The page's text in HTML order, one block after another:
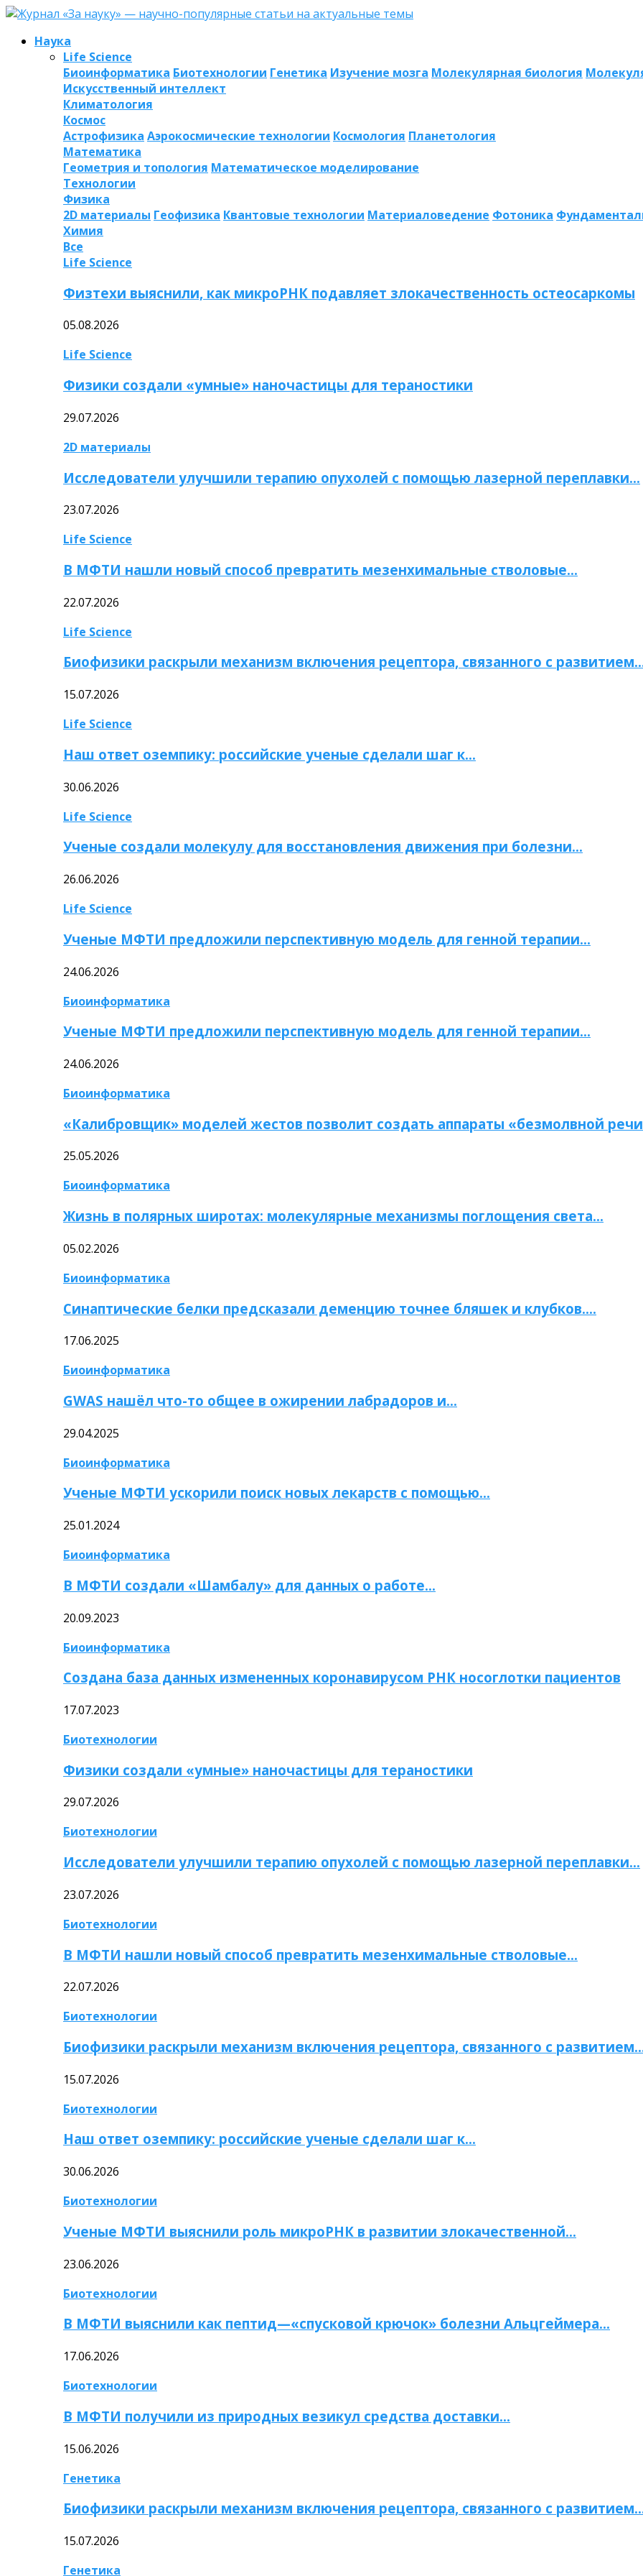
Наука
Life Science
Биоинформатика Биотехнологии Генетика Изучение мозга Молекулярная биология
Искусственный интеллект
Климатология
Космос
Астрофизика Аэрокосмические технологии Космология Планетология
Математика
Геометрия и топология Математическое моделирование
Технологии
Физика
2D материалы Геофизика Квантовые технологии Материаловедение Фотоника
Химия
Все
Life Science
Физтехи выяснили, как микроРНК подавляет злокачественность остеосаркомы
05.08.2026
Life Science
Физики создали «умные» наночастицы для тераностики
29.07.2026
2D материалы
Исследователи улучшили терапию опухолей с помощью лазерной переплавки…
23.07.2026
Life Science
В МФТИ нашли новый способ превратить мезенхимальные стволовые…
22.07.2026
Life Science
Биофизики раскрыли механизм включения рецептора, связанного с
15.07.2026
Life Science
Наш ответ оземпику: российские ученые сделали шаг к…
30.06.2026
Life Science
Ученые создали молекулу для восстановления движения при болезни…
26.06.2026
Life Science
Ученые МФТИ предложили перспективную модель для генной терапии…
24.06.2026
Биоинформатика
Ученые МФТИ предложили перспективную модель для генной терапии…
24.06.2026
Биоинформатика
«Калибровщик» моделей жестов позволит создать аппараты «безмолвной
25.05.2026
Биоинформатика
Жизнь в полярных широтах: молекулярные механизмы поглощения света…
05.02.2026
Биоинформатика
Синаптические белки предсказали деменцию точнее бляшек и клубков….
17.06.2025
Биоинформатика
GWAS нашёл что-то общее в ожирении лабрадоров и…
29.04.2025
Биоинформатика
Ученые МФТИ ускорили поиск новых лекарств с помощью…
25.01.2024
Биоинформатика
В МФТИ создали «Шамбалу» для данных о работе…
20.09.2023
Биоинформатика
Создана база данных измененных коронавирусом РНК носоглотки пациентов
17.07.2023
Биотехнологии
Физики создали «умные» наночастицы для тераностики
29.07.2026
Биотехнологии
Исследователи улучшили терапию опухолей с помощью лазерной переплавки…
23.07.2026
Биотехнологии
В МФТИ нашли новый способ превратить мезенхимальные стволовые…
22.07.2026
Биотехнологии
Биофизики раскрыли механизм включения рецептора, связанного с
15.07.2026
Биотехнологии
Наш ответ оземпику: российские ученые сделали шаг к…
30.06.2026
Биотехнологии
Ученые МФТИ выяснили роль микроРНК в развитии злокачественной…
23.06.2026
Биотехнологии
В МФТИ выяснили как пептид—«спусковой крючок» болезни Альцгеймера…
17.06.2026
Биотехнологии
В МФТИ получили из природных везикул средства доставки…
15.06.2026
Генетика
Биофизики раскрыли механизм включения рецептора, связанного с
15.07.2026
Генетика